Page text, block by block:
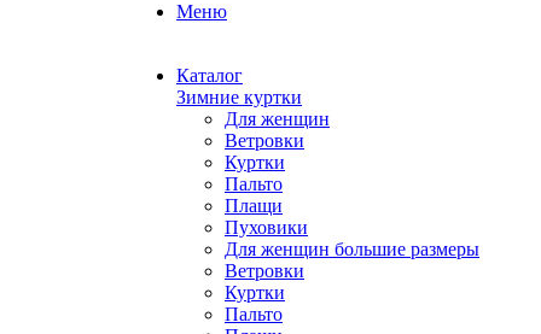
Меню
Каталог
Зимние куртки
Для женщин
Ветровки
Куртки
Пальто
Плащи
Пуховики
Для женщин большие размеры
Ветровки
Куртки
Пальто